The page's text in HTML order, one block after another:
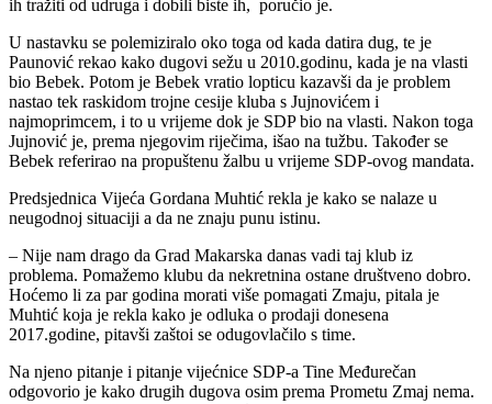
ih tražiti od udruga i dobili biste ih, poručio je.
U nastavku se polemiziralo oko toga od kada datira dug, te je
Paunović rekao kako dugovi sežu u 2010.godinu, kada je na vlasti
bio Bebek. Potom je Bebek vratio lopticu kazavši da je problem
nastao tek raskidom trojne cesije kluba s Jujnovićem i
najmoprimcem, i to u vrijeme dok je SDP bio na vlasti. Nakon toga
Jujnović je, prema njegovim riječima, išao na tužbu. Također se
Bebek referirao na propuštenu žalbu u vrijeme SDP-ovog mandata.
Predsjednica Vijeća Gordana Muhtić rekla je kako se nalaze u
neugodnoj situaciji a da ne znaju punu istinu.
– Nije nam drago da Grad Makarska danas vadi taj klub iz
problema. Pomažemo klubu da nekretnina ostane društveno dobro.
Hoćemo li za par godina morati više pomagati Zmaju, pitala je
Muhtić koja je rekla kako je odluka o prodaji donesena
2017.godine, pitavši zaštoi se odugovlačilo s time.
Na njeno pitanje i pitanje vijećnice SDP-a Tine Međurečan
odgovorio je kako drugih dugova osim prema Prometu Zmaj nema.